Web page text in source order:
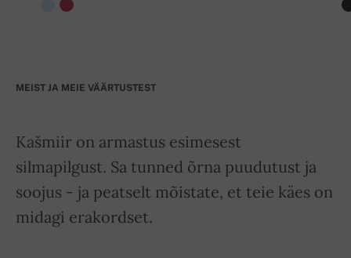
MEIST JA MEIE VÄÄRTUSTEST
Kašmiir on armastus esimesest
silmapilgust. Sa tunned õrna puudutust ja
soojus - ja peatselt mõistate, et teie käes on
midagi erakordset.